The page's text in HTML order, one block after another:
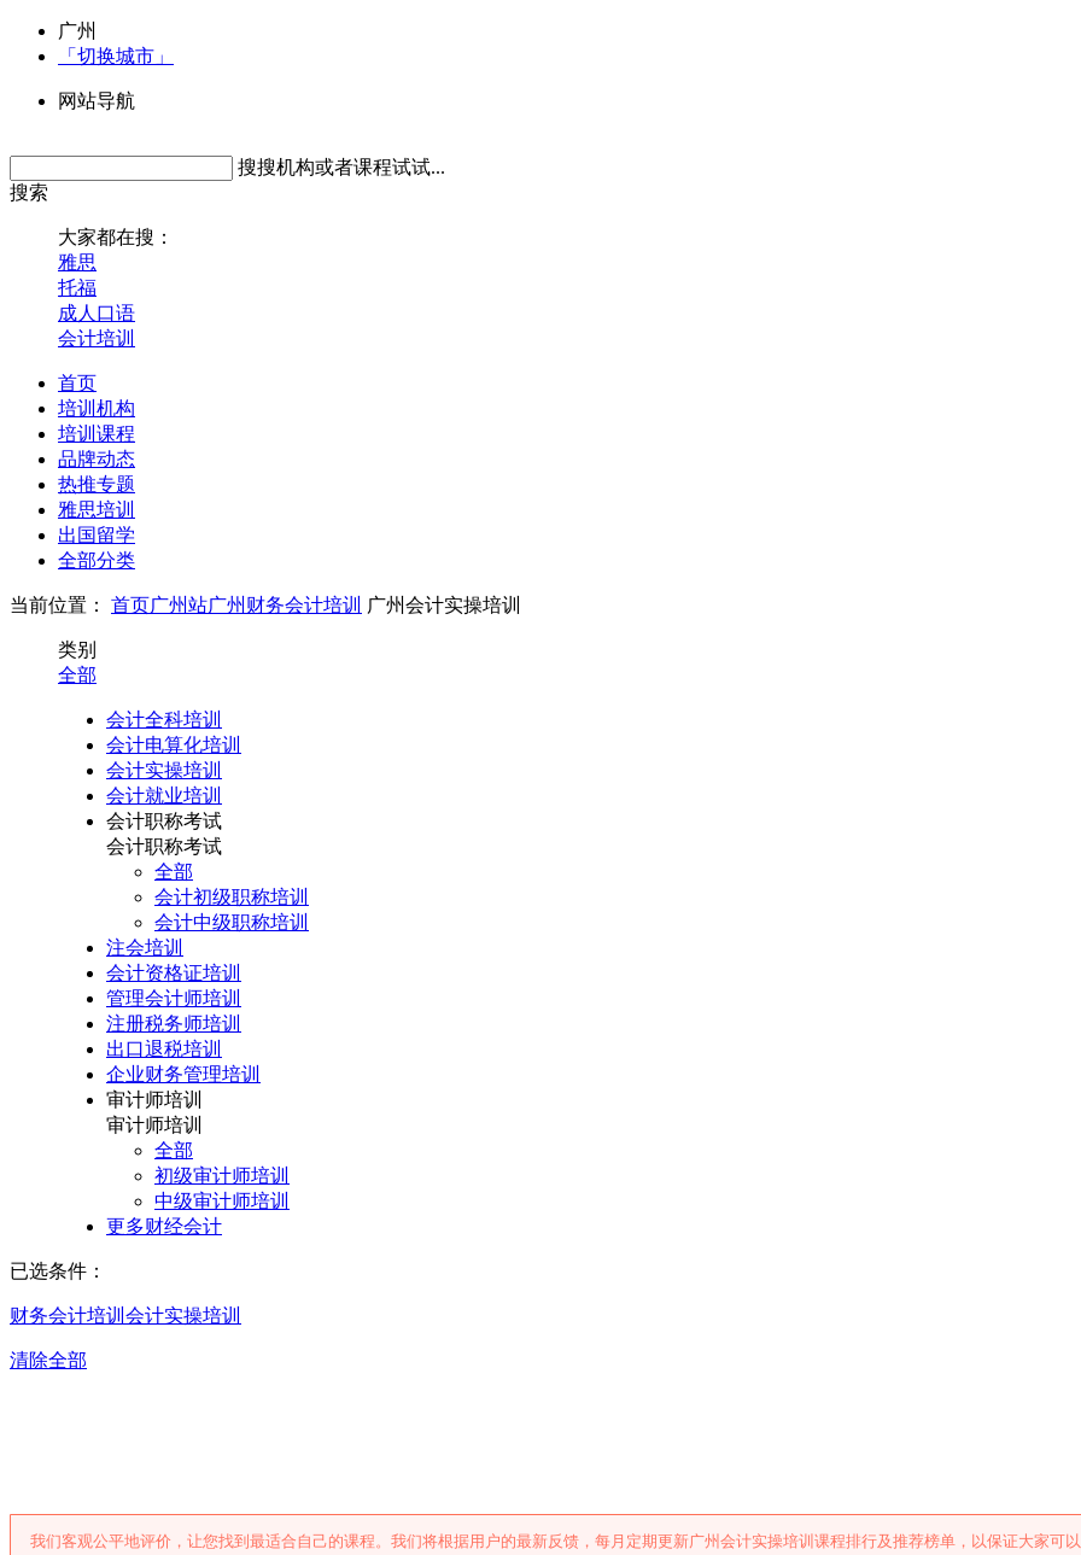
广州
「切换城市」
网站导航
搜搜机构或者课程试试...
搜索
大家都在搜：
雅思
托福
成人口语
会计培训
首页
培训机构
培训课程
品牌动态
热推专题
雅思培训
出国留学
全部分类
当前位置： 首页广州站广州财务会计培训 广州会计实操培训
类别
全部
会计全科培训
会计电算化培训
会计实操培训
会计就业培训
会计职称考试
会计职称考试
全部
会计初级职称培训
会计中级职称培训
注会培训
会计资格证培训
管理会计师培训
注册税务师培训
出口退税培训
企业财务管理培训
审计师培训
审计师培训
全部
初级审计师培训
中级审计师培训
更多财经会计
已选条件：
财务会计培训 会计实操培训
清除全部
我们客观公平地评价，让您找到最适合自己的课程。我们将根据用户的最新反馈，每月定期更新广州会计实操培训课程排行及推荐榜单，以保证大家可